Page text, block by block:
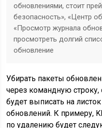
обновлениями, стоит
безопасность», «Центр
«Просмотр журнала
просмотреть долгий
обновление
Убирать пакеты
через командную
будет выписать на
обновлений. К примеру,
по удалению будет